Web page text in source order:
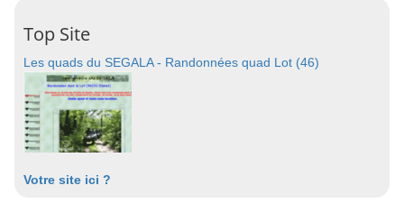
Top Site
Les quads du SEGALA - Randonnées quad Lot (46)
Votre site ici ?